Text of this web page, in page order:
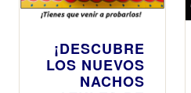
¡DESCUBRE
LOS NUEVOS
NACHOS